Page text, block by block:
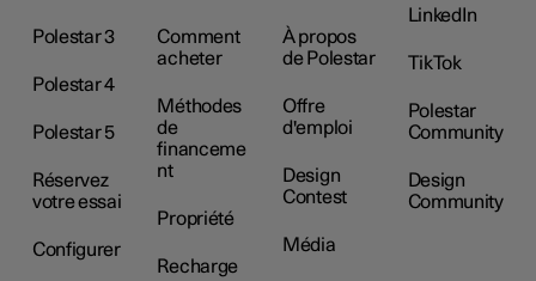
Polestar 3
Polestar 4
Polestar 5
Réservez
votre essai
Configurer
Comment
acheter
Méthodes
de
financeme
nt
Propriété
Recharge
À propos
de Polestar
Offre
d'emploi
Design
Contest
Média
LinkedIn
TikTok
Polestar
Community
Design
Community